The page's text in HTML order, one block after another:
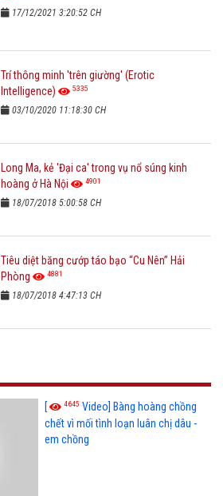
17/12/2021 3:20:52 CH
Trí thông minh 'trên giường' (Erotic
Intelligence)
5335
03/10/2020 11:18:30 CH
Long Ma, kẻ 'Đại ca' trong vụ nổ súng kinh
hoàng ở Hà Nội
4901
18/07/2018 5:00:58 CH
Tiêu diệt băng cướp táo bạo “Cu Nên” Hải
Phòng
4881
18/07/2018 4:47:13 CH
[ 4645 Video] Bàng hoàng chồng
chết vì mối tình loạn luân chị dâu -
em chồng